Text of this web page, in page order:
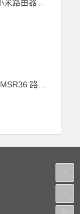
小米路由器启动失败变砖了怎么修复？小米路由器无法正常启动怎么办呢？
H3C MSR36 路由器怎么重装系统 H3C MSR36 路由器重装系统方法